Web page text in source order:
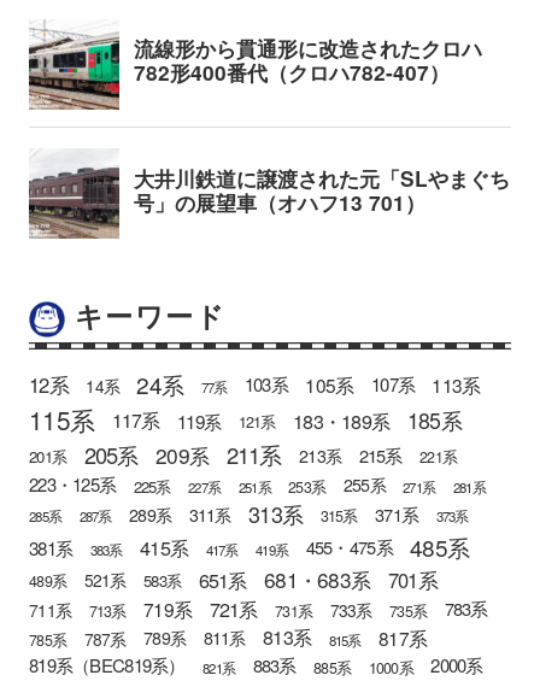
キーワード
12系 14系 24系 77系 103系 105系 107系 113系
115系 117系 119系 121系 183・189系 185系
201系 205系 209系 211系 213系 215系 221系
223・125系 225系 227系 251系 253系 255系 271系
281系
285系
287系 289系 311系 313系 315系 371系 373系
381系 383系 415系 417系 419系 455・475系 485系
489系 521系 583系 651系 681・683系 701系
711系 713系 719系 721系 731系 733系 735系 783系
785系 787系 789系 811系 813系 815系 817系
819系（BEC819系） 821系 883系 885系 1000系 2000系